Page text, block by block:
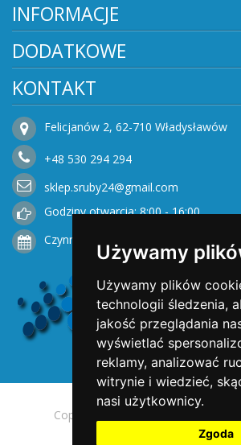
Używamy
Używamy plików
technologii śledzenia,
jakość przeglądania
wyświetlać
reklamy, analizować
witrynie i wiedzieć,
nasi użytkownicy.
Zgoda
INFORMACJE
DODATKOWE
KONTAKT
Felicjanów 2, 62-710 Władysławów
+48 530 294 294
sklep.sruby24@gmail.com
Godziny otwarcia: 8:00 - 16:00
Czynne od Poniedziałku do Piątku
Copyright © 2025 Opengreen. All